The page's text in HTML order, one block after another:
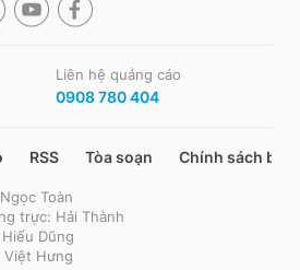
Liên hệ quảng cáo
0908 780 404
RSS Tòa soạn Chính sách bảo
Toàn
trực: Hải Thành
Dũng
Việt Hưng